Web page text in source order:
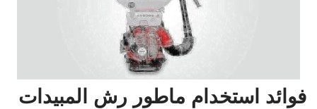
فوائد استخدام ماطور رش المبيدات